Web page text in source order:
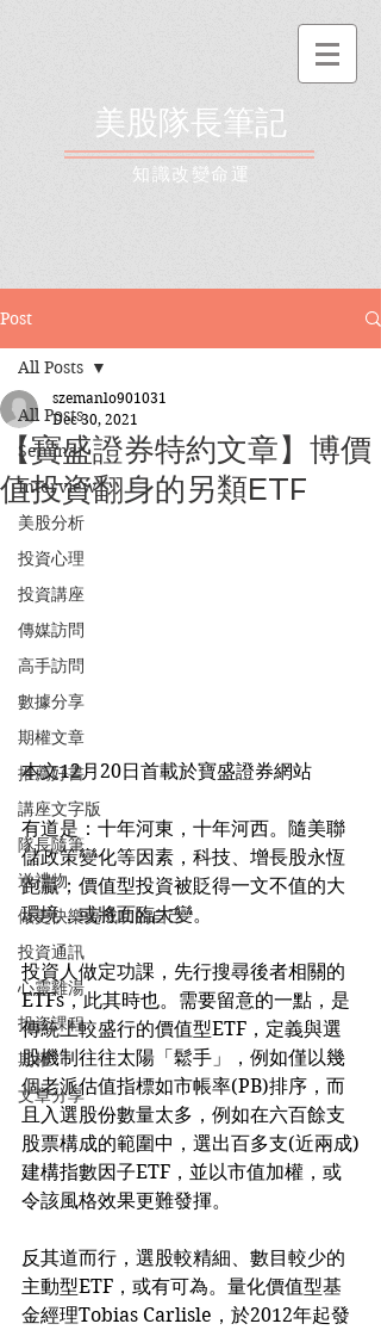
美股隊長筆記
​知識改變命運
Post
All Posts
Seminar
Interview
美股分析
投資心理
投資講座
傳媒訪問
高手訪問
數據分享
期權文章
推薦好書
講座文字版
隊長隨筆
送禮物
做更快樂更成功的自己
投資通訊
心靈雞湯
投資課程
期權
文章分享
All Posts
【寶盛證券特約文章】博價
值投資翻身的另類ETF
szemanlo901031
Dec 30, 2021
本文12月20日首載於寶盛證券網站
有道是：十年河東，十年河西。隨美聯
儲政策變化等因素，科技、增長股永恆
跑贏；價值型投資被貶得一文不值的大
環境，或將面臨大變。
投資人做定功課，先行搜尋後者相關的
ETFs，此其時也。需要留意的一點，是
傳統上較盛行的價值型ETF，定義與選
股機制往往太陽「鬆手」，例如僅以幾
個老派估值指標如市帳率(PB)排序，而
且入選股份數量太多，例如在六百餘支
股票構成的範圍中，選出百多支(近兩成)
建構指數因子ETF，並以市值加權，或
令該風格效果更難發揮。
反其道而行，選股較精細、數目較少的
主動型ETF，或有可為。量化價值型基
金經理Tobias Carlisle，於2012年起發